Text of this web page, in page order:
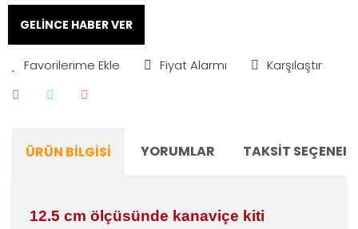
GELİNCE HABER VER
Fiyat Alarmı Karşılaştır
ÜRÜN BILGISI YORUMLAR TAKSIT
12.5 cm ölçüsünde kanaviçe kiti